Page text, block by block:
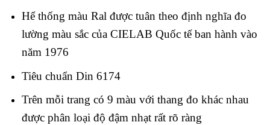
Hể thống màu Ral được tuân theo định nghĩa đo
lường màu sắc của CIELAB Quốc tế ban hành vào
năm 1976
Tiêu chuẩn Din 6174
Trên mỗi trang có 9 màu với thang đo khác nhau
được phân loại độ đậm nhạt rất rõ ràng